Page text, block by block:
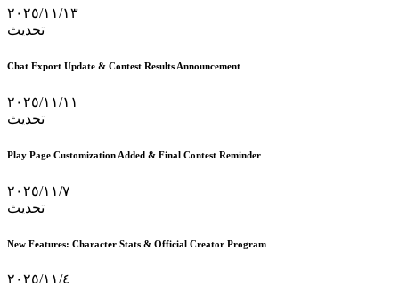
١٣‏/١١‏/٢٠٢٥
تحديث
Chat Export Update & Contest Results Announcement
١١‏/١١‏/٢٠٢٥
تحديث
Play Page Customization Added & Final Contest Reminder
٧‏/١١‏/٢٠٢٥
تحديث
New Features: Character Stats & Official Creator Program
٤‏/١١‏/٢٠٢٥